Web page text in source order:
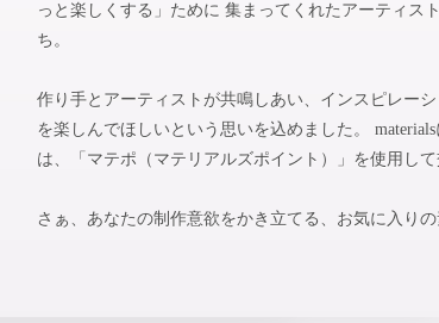
っと楽しくする」ために 集まってくれたアーティス
ち。
作り手とアーティストが共鳴しあい、インスピレー
を楽しんでほしいという思いを込めました。
は、「マテポ（マテリアルズポイント）」を使用して
さぁ、あなたの制作意欲をかき立てる、お気に入り